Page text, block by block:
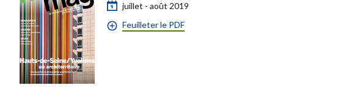
juillet - août 2019
Feuilleter le PDF